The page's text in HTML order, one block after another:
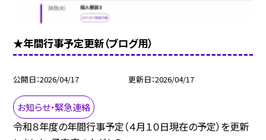
★年間行事予定更新（ブログ用）
公開日 2026/04/17 更新日 2026/04/17
お知らせ・緊急連絡
令和８年度の年間行事予定（４月１０日現在の予定）を更新